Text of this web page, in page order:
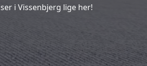
i Vissenbjerg lige her!